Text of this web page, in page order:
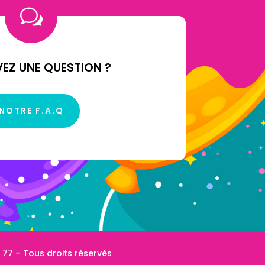
w
UNE QUESTION ?
F.A.Q
– Tous droits réservés